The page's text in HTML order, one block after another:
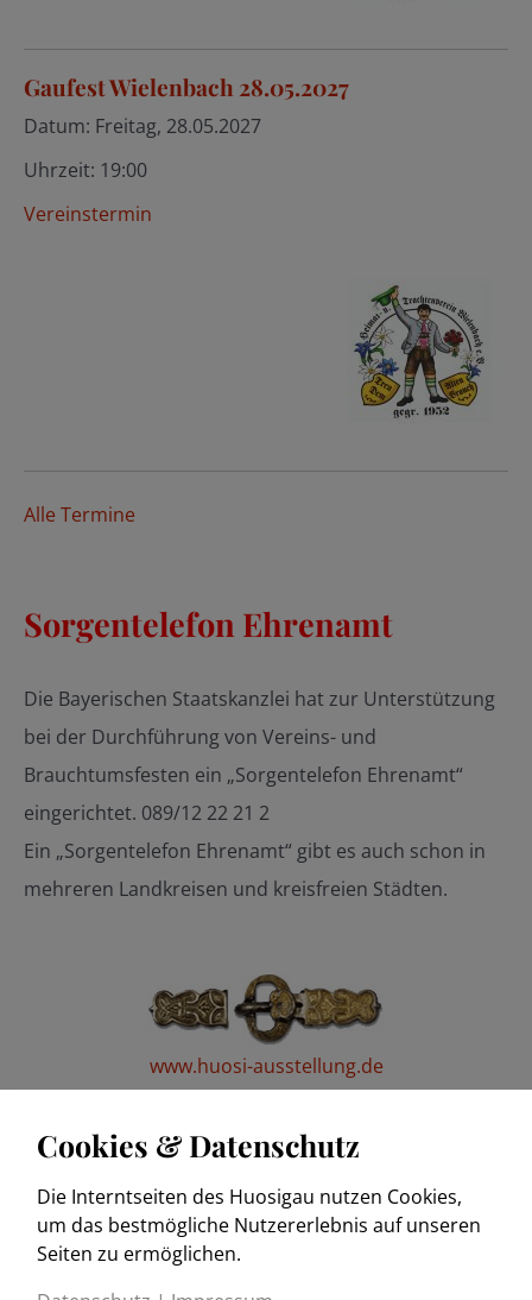
Gaufest Wielenbach 28.05.2027
Datum: Freitag, 28.05.2027
Uhrzeit: 19:00
Vereinstermin
Alle Termine
Sorgentelefon Ehrenamt
Die Bayerischen Staatskanzlei hat zur Unterstützung
bei der Durchführung von Vereins- und
Brauchtumsfesten ein „Sorgentelefon Ehrenamt“
eingerichtet. 089/12 22 21 2
Ein „Sorgentelefon Ehrenamt“ gibt es auch schon in
mehreren Landkreisen und kreisfreien Städten.
www.huosi-ausstellung.de
www.trachtenkulturmuseum.de
Cookies & Datenschutz
Die Interntseiten des Huosigau nutzen Cookies,
um das bestmögliche Nutzererlebnis auf unseren
Seiten zu ermöglichen.